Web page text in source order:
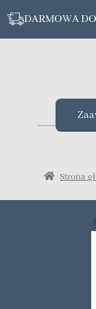
DARMOWA
Strona